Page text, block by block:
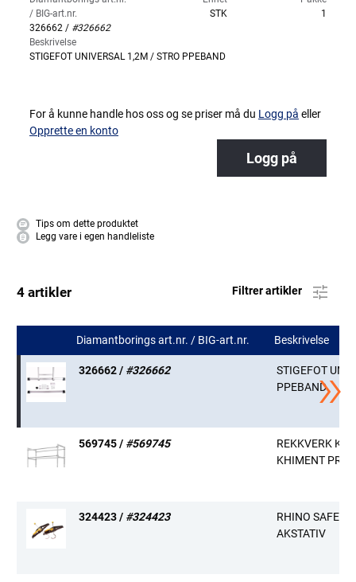
/ BIG-art.nr.
326662 / #326662
STK
1
Beskrivelse
STIGEFOT UNIVERSAL 1,2M / STRO PPEBAND
For å kunne handle hos oss og se priser må du Logg på eller
Opprette en konto
Logg på
Tips om dette produktet
Legg vare i egen handleliste
4 artikler Filtrer artikler
Diamantborings art.nr. / BIG-art.nr. Beskrivelse
326662 / #326662
STIGEFOT
PPEBAND
569745 / #569745
REKKVERK
KHIMENT
324423 / #324423
RHINO
AKSTATIV